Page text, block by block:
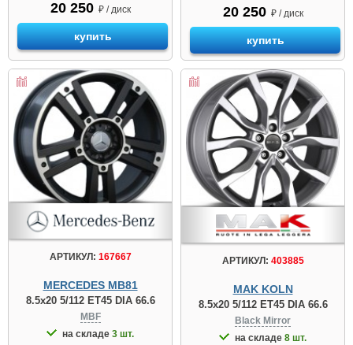
20 250 ₽ / диск
купить
20 250 ₽ / диск
купить
АРТИКУЛ: 167667
MERCEDES MB81
8.5x20 5/112 ET45 DIA 66.6
MBF
на складе 3 шт.
АРТИКУЛ: 403885
MAK KOLN
8.5x20 5/112 ET45 DIA 66.6
Black Mirror
на складе 8 шт.